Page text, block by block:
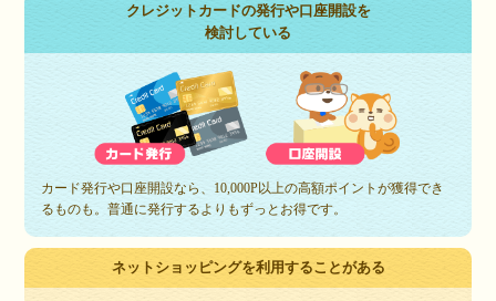
クレジットカードの発行や口座開設を
検討している
カード発行や口座開設なら、10,000P以上の高額ポイントが獲得でき
るものも。普通に発行するよりもずっとお得です。
ネットショッピングを利用することがある